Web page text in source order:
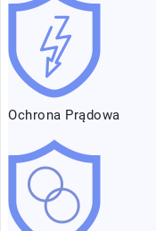
Ochrona Prądowa